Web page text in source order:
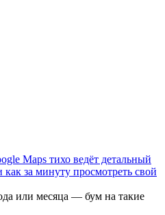
Maps тихо ведёт детальный
за минуту просмотреть свой
или месяца — бум на такие